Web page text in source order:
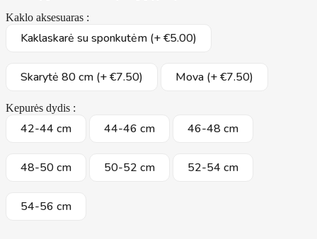
Kaklo aksesuaras :
Kaklaskarė su sponkutėm (+ €5.00)
Skarytė 80 cm (+ €7.50) Mova (+ €7.50)
Kepurės dydis :
42-44 cm 44-46 cm 46-48 cm
48-50 cm 50-52 cm 52-54 cm
54-56 cm